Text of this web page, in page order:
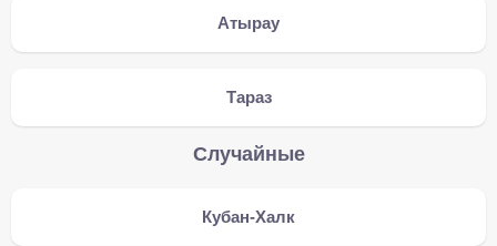
Атырау
Тараз
Случайные
Кубан-Халк